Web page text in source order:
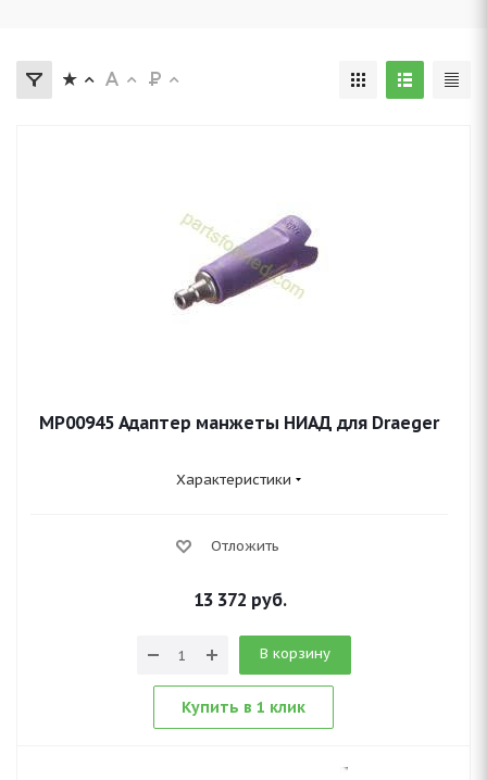
MP00945 Адаптер манжеты НИАД для Draeger
Характеристики
Отложить
13 372 руб.
В корзину
Купить в 1 клик